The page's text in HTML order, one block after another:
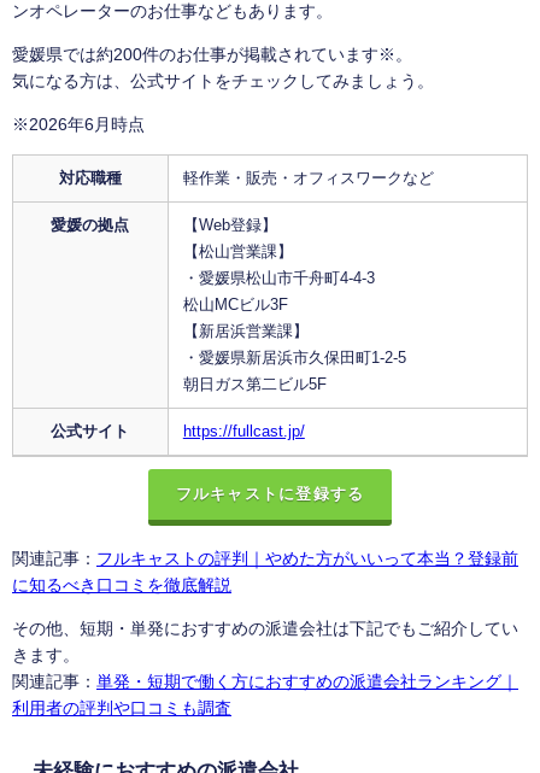
ンオペレーターのお仕事などもあります。
愛媛県では約200件のお仕事が掲載されています※。
気になる方は、公式サイトをチェックしてみましょう。
※2026年6月時点
対応職種 軽作業・販売・オフィスワークなど
愛媛の拠点
【Web登録】
【松山営業課】
・愛媛県松山市千舟町4-4-3
松山MCビル3F
【新居浜営業課】
・愛媛県新居浜市久保田町1-2-5
朝日ガス第二ビル5F
公式サイト https://fullcast.jp/
フルキャストに登録する
関連記事： フルキャストの評判｜やめた方がいいって本当？登録前
に知るべき口コミを徹底解説
その他、短期・単発におすすめの派遣会社は下記でもご紹介してい
きます。
関連記事： 単発・短期で働く方におすすめの派遣会社ランキング｜
利用者の評判や口コミも調査